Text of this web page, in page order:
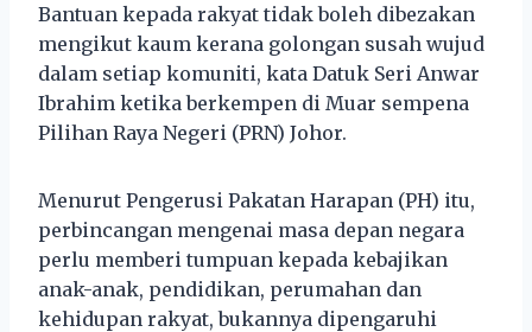
Bantuan kepada rakyat tidak boleh dibezakan
mengikut kaum kerana golongan susah wujud
dalam setiap komuniti, kata Datuk Seri Anwar
Ibrahim ketika berkempen di Muar sempena
Pilihan Raya Negeri (PRN) Johor.
Menurut Pengerusi Pakatan Harapan (PH) itu,
perbincangan mengenai masa depan negara
perlu memberi tumpuan kepada kebajikan
anak-anak, pendidikan, perumahan dan
kehidupan rakyat, bukannya dipengaruhi